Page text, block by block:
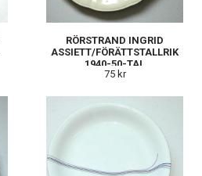
RÖRSTRAND INGRID
ASSIETT/FÖRÄTTSTALLRIK
1940-50-TAL
75 kr